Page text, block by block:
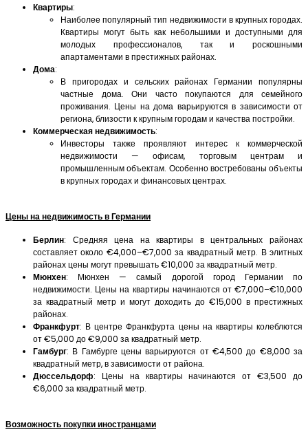
Квартиры:
Наиболее популярный тип недвижимости в крупных городах.
Квартиры могут быть как небольшими и доступными для
молодых профессионалов, так и роскошными
апартаментами в престижных районах.
Дома:
В пригородах и сельских районах Германии популярны
частные дома. Они часто покупаются для семейного
проживания. Цены на дома варьируются в зависимости от
региона, близости к крупным городам и качества постройки.
Коммерческая недвижимость:
Инвесторы также проявляют интерес к коммерческой
недвижимости — офисам, торговым центрам и
промышленным объектам. Особенно востребованы объекты
в крупных городах и финансовых центрах.
Цены на недвижимость в Германии
Берлин: Средняя цена на квартиры в центральных районах
составляет около €4,000–€7,000 за квадратный метр. В элитных
районах цены могут превышать €10,000 за квадратный метр.
Мюнхен: Мюнхен — самый дорогой город Германии по
недвижимости. Цены на квартиры начинаются от €7,000–€10,000
за квадратный метр и могут доходить до €15,000 в престижных
районах.
Франкфурт: В центре Франкфурта цены на квартиры колеблются
от €5,000 до €9,000 за квадратный метр.
Гамбург: В Гамбурге цены варьируются от €4,500 до €8,000 за
квадратный метр, в зависимости от района.
Дюссельдорф: Цены на квартиры начинаются от €3,500 до
€6,000 за квадратный метр.
Возможность покупки иностранцами